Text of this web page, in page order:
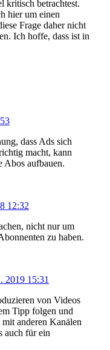
kritisch betrachtest.
hier um einen
Frage daher nicht
Ich hoffe, dass ist in
dass Ads sich
macht, kann
Abos aufbauen.
12:32
nicht nur um
zu haben.
2019 15:31
von Videos
Tipp folgen und
anderen Kanälen
auch für ein